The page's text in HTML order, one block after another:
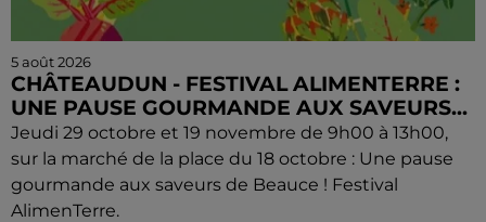
5 août 2026
CHÂTEAUDUN - FESTIVAL ALIMENTERRE :
UNE PAUSE GOURMANDE AUX SAVEURS...
Jeudi 29 octobre et 19 novembre de 9h00 à 13h00,
sur la marché de la place du 18 octobre : Une pause
gourmande aux saveurs de Beauce ! Festival
AlimenTerre.